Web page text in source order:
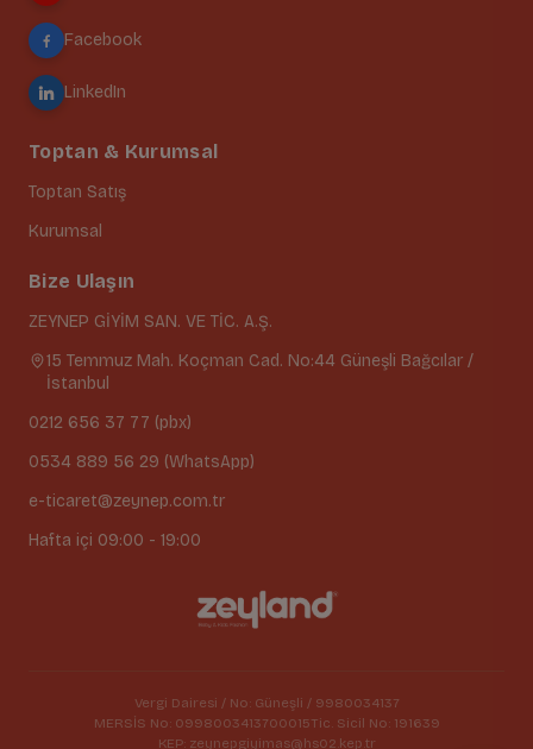
Facebook
LinkedIn
Toptan & Kurumsal
Toptan Satış
Kurumsal
Bize Ulaşın
ZEYNEP GİYİM SAN. VE TİC. A.Ş.
15 Temmuz Mah. Koçman Cad. No:44 Güneşli Bağcılar /
İstanbul
0212 656 37 77 (pbx)
0534 889 56 29 (WhatsApp)
e-ticaret@zeynep.com.tr
Hafta içi 09:00 - 19:00
Vergi Dairesi / No: Güneşli / 9980034137
MERSİS No: 0998003413700015Tic. Sicil No: 191639
KEP: zeynepgiyimas@hs02.kep.tr